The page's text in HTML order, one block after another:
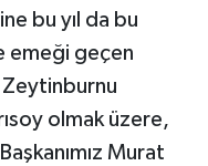
bu yıl da bu
emeği geçen
olmak üzere,
Murat